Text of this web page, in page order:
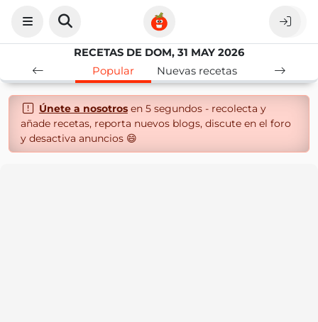
RECETAS DE DOM, 31 MAY 2026
Popular
Nuevas recetas
Únete a nosotrosen 5 segundos - recolecta y
añade recetas, reporta nuevos blogs, discute en el foro
y desactiva anuncios 😄